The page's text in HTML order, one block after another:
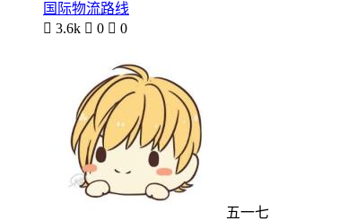
国际物流路线
 3.6k  0  0
五一七